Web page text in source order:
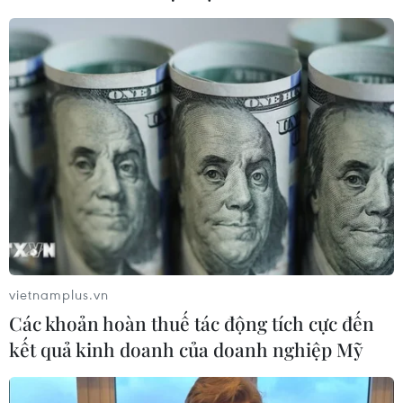
Việt Nam-Ấn Độ thúc đẩy hợp tác
nghiên cứu, đào tạo và tư vấn chính
sách
08/08/2026 10:28
Chuyên gia Australia: Quan hệ Việt
Nam-Australia có độ tin cậy chính trị
cao
08/08/2026 05:27
Đưa quan hệ Việt Nam-Australia phát
triển sâu sắc, thực chất, hiệu quả
vietnamplus.vn
Các khoản hoàn thuế tác động tích cực đến
kết quả kinh doanh của doanh nghiệp Mỹ